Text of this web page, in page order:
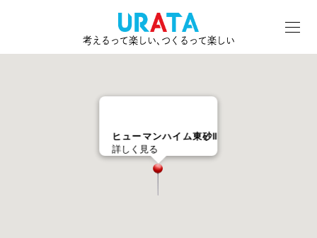
考えるって楽しい､つくるって楽しい
ヒューマンハイム東砂Ⅱ
詳しく見る